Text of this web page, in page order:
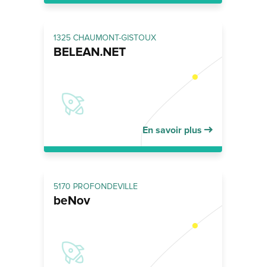
1325 CHAUMONT-GISTOUX
BELEAN.NET
En savoir plus
5170 PROFONDEVILLE
beNov